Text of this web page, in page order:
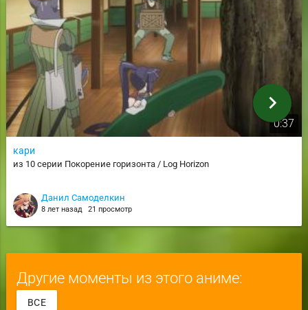
0:37
кари
из 10 серии Покорение горизонта / Log Horizon
Данил Самоделкин
8 лет назад 21 просмотр
chevron_right
Другие моменты из этого аниме:
ВСЕ